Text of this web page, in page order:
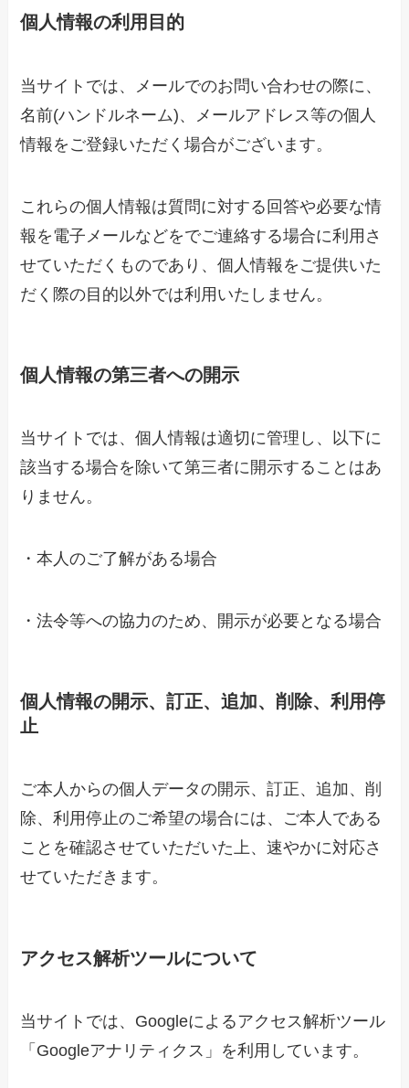
個人情報の利用目的
当サイトでは、メールでのお問い合わせの際に、
名前(ハンドルネーム)、メールアドレス等の個人
情報をご登録いただく場合がございます。
これらの個人情報は質問に対する回答や必要な情
報を電子メールなどをでご連絡する場合に利用さ
せていただくものであり、個人情報をご提供いた
だく際の目的以外では利用いたしません。
個人情報の第三者への開示
当サイトでは、個人情報は適切に管理し、以下に
該当する場合を除いて第三者に開示することはあ
りません。
・本人のご了解がある場合
・法令等への協力のため、開示が必要となる場合
個人情報の開示、訂正、追加、削除、利用停
止
ご本人からの個人データの開示、訂正、追加、削
除、利用停止のご希望の場合には、ご本人である
ことを確認させていただいた上、速やかに対応さ
せていただきます。
アクセス解析ツールについて
当サイトでは、Googleによるアクセス解析ツール
「Googleアナリティクス」を利用しています。